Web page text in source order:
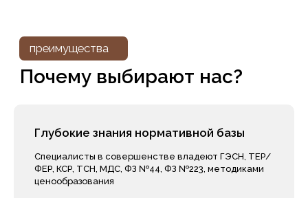
Глубокие знания нормативной базы
Специалисты в совершенстве владеют ГЭСН, ТЕР/
ФЕР, КСР, ТСН, МДС, ФЗ №44, ФЗ №223, методиками
ценообразования
Что нам нужно для начала
Данные проекта